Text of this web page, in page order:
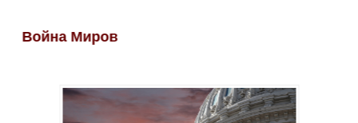
Война Миров